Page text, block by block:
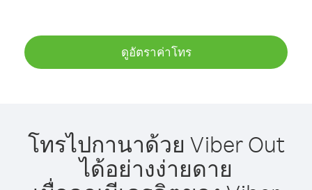
ดูอัตราค่าโทร
โทรไปกานาด้วย Viber Out
ได้อย่างง่ายดาย